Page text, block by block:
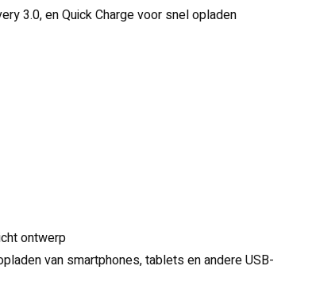
3.0, en Quick Charge voor snel opladen
ontwerp
van smartphones, tablets en andere USB-